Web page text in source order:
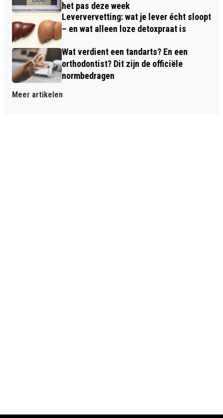
het pas deze week
Leververvetting: wat je lever écht sloopt
– en wat alleen loze detoxpraat is
Wat verdient een tandarts? En een
orthodontist? Dit zijn de officiële
normbedragen
Meer artikelen